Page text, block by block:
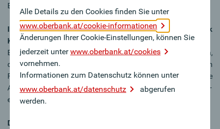
Einmalzuschüsse.
Individuelles Finanzierungskonzept für Oberbank
Kund:innen
Egal, in welcher Lebenssituation Sie sich aktuell befinden,
die Oberbank bietet die maßgeschneiderten
Finanzierungslösungen dafür. Bei uns gibt es keine
Angebote „von der Stange“, sondern einen „Maßanzug“ –
ein individuelles Finanzierungskonzept.
Die Vorteile der Oberbank:
Alle Details zu den Cookies finden Sie unter
www.oberbank.at/cookie-informationen
Änderungen Ihrer Cookie-Einstellungen, können Sie
jederzeit unterwww.oberbank.at/cookies
vornehmen.
Informationen zum Datenschutz können unter
www.oberbank.at/datenschutz
abgerufen
werden.